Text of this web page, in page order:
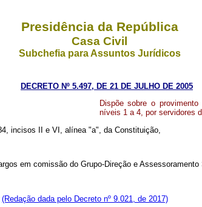
Presidência da República
Casa Civil
Subchefia para Assuntos Jurídicos
DECRETO Nº 5.497, DE 21 DE JULHO DE 2005
Dispõe sobre o
níveis 1 a 4, por servidores
incisos II e VI, alínea "a", da Constituição,
em comissão do Grupo-Direção e
(Redação dada pelo Decreto nº 9.021, de 2017)